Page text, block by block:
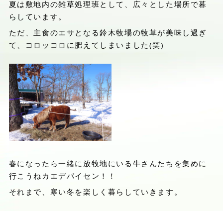
夏は敷地内の雑草処理班として、広々とした場所で暮
らしています。
ただ、主食のエサとなる鈴木牧場の牧草が美味し過ぎ
て、コロッコロに肥えてしまいました(笑)
春になったら一緒に放牧地にいる牛さんたちを集めに
行こうねカエデパイセン！！
それまで、寒い冬を楽しく暮らしていきます。